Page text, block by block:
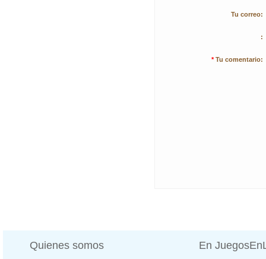
Tu correo:
:
* Tu comentario:
Quienes somos En